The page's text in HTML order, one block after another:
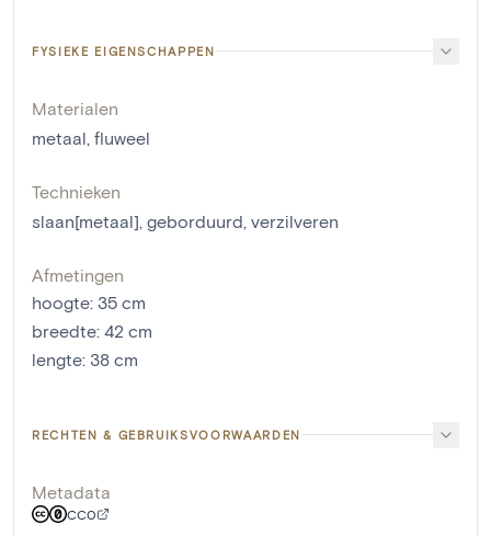
FYSIEKE EIGENSCHAPPEN
Materialen
metaal, fluweel
Technieken
slaan[metaal], geborduurd, verzilveren
Afmetingen
hoogte: 35 cm
breedte: 42 cm
lengte: 38 cm
RECHTEN & GEBRUIKSVOORWAARDEN
Metadata
CC0